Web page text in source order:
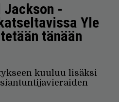
Jackson -
Yle
tänään
kuuluu lisäksi